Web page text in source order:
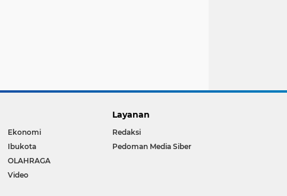
Ekonomi
Ibukota
OLAHRAGA
Video
Layanan
Redaksi
Pedoman Media Siber